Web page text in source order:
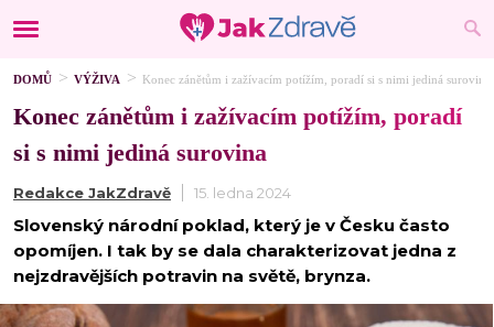
DOMŮ VÝŽIVA Konec zánětům i zažívacím potížím, poradí si s nimi jediná surovina
Konec zánětům i zažívacím potížím, poradí
si s nimi jediná surovina
Redakce JakZdravě 15. ledna 2024
Slovenský národní poklad, který je v Česku často
opomíjen. I tak by se dala charakterizovat jedna z
nejzdravějších potravin na světě, brynza.